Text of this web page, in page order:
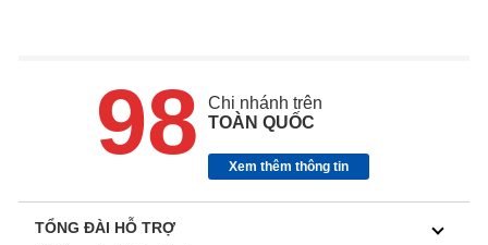
98
Chi nhánh trên
TOÀN QUỐC
Xem thêm thông tin
TỔNG ĐÀI HỖ TRỢ